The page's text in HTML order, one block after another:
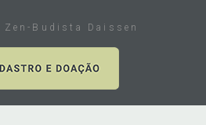
Zen-Budista Daissen